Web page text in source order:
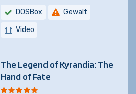
DOSBox Gewalt
Video
The Legend of Kyrandia: The
Hand of Fate